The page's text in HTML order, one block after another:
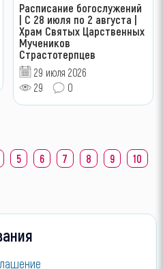
Расписание богослужений
| С 28 июля по 2 августа |
Храм Святых Царственных
Мучеников
Страстотерпцев
29 июля 2026
29
0
5 6 7 8 9 10